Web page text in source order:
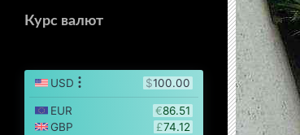
Курс валют